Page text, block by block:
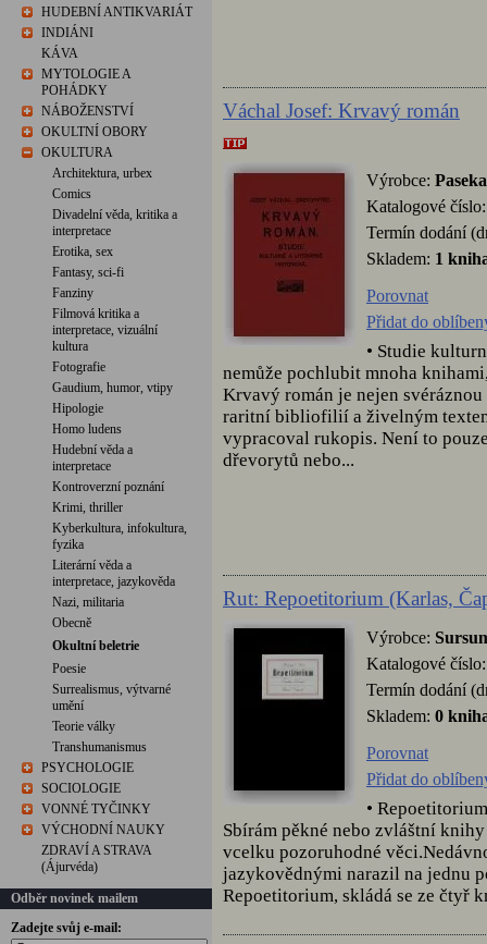
HUDEBNÍ ANTIKVARIÁT
INDIÁNI
KÁVA
MYTOLOGIE A
POHÁDKY
NÁBOŽENSTVÍ
OKULTNÍ OBORY
OKULTURA
Architektura, urbex
Comics
Divadelní věda, kritika a
interpretace
Erotika, sex
Fantasy, sci-fi
Fanziny
Filmová kritika a
interpretace, vizuální
kultura
Fotografie
Gaudium, humor, vtipy
Hipologie
Homo ludens
Hudební věda a
interpretace
Kontroverzní poznání
Krimi, thriller
Kyberkultura, infokultura,
fyzika
Literární věda a
interpretace, jazykověda
Nazi, militaria
Obecně
Okultní beletrie
Poesie
Surrealismus, výtvarné
umění
Teorie války
Transhumanismus
PSYCHOLOGIE
SOCIOLOGIE
VONNÉ TYČINKY
VÝCHODNÍ NAUKY
ZDRAVÍ A STRAVA
(Ájurvéda)
Odběr novinek mailem
Zadejte svůj e-mail:
Váchal Josef: Krvavý román
Výrobce: Paseka
Katalogové
Termín dodání
Skladem: 1
Porovnat
Přidat do
• Studie
nemůže pochlubit mnoha
Krvavý román je nejen
raritní bibliofilií a živelným
vypracoval rukopis. Není to
dřevorytů nebo...
Rut: Repoetitorium (Karlas,
Výrobce:
Katalogové
Termín dodání
Skladem: 0
Porovnat
Přidat do
•
Sbírám pěkné nebo zvláštní
vcelku pozoruhodné
jazykovědnými narazil na jednu
Repoetitorium, skládá se ze čtyř